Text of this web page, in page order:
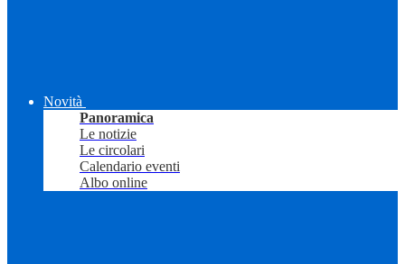
Novità
Panoramica
Le notizie
Le circolari
Calendario eventi
Albo online